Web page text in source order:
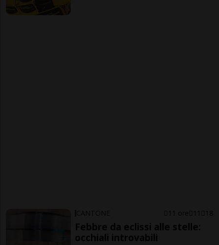
CANTONE 11 ore 11 18
Febbre da eclissi alle stelle:
occhiali introvabili